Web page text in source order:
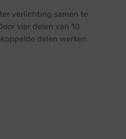
verlichting samen te
vier delen van 10
delen werken